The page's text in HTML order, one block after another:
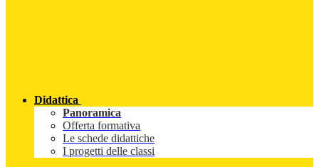
Didattica
Panoramica
Offerta formativa
Le schede didattiche
I progetti delle classi